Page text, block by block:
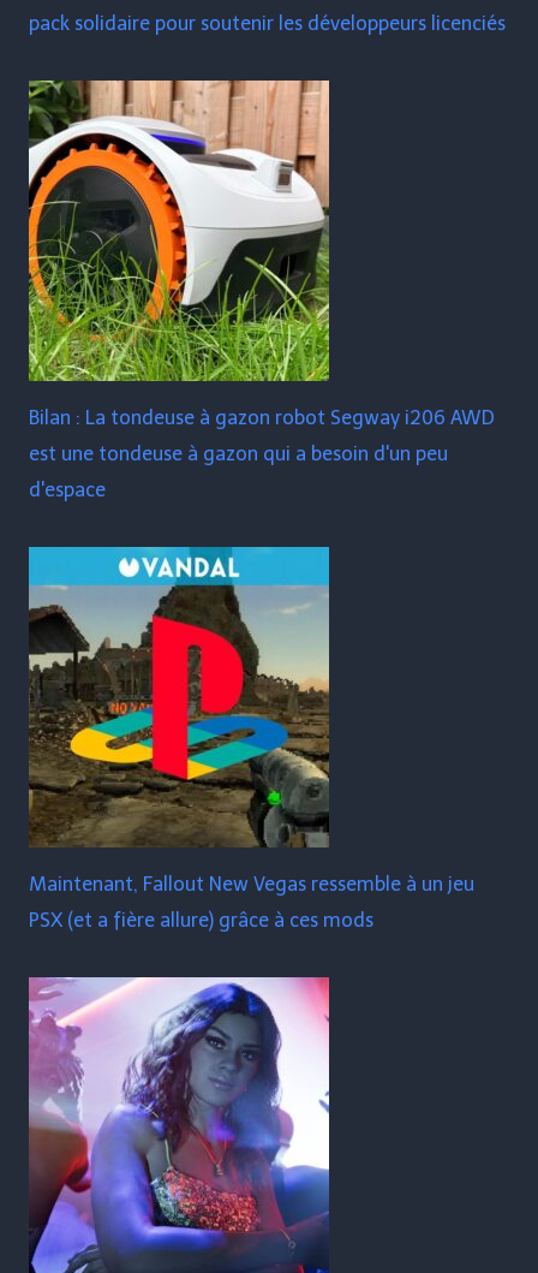
pack solidaire pour soutenir les développeurs licenciés
Bilan : La tondeuse à gazon robot Segway i206 AWD
est une tondeuse à gazon qui a besoin d'un peu
d'espace
Maintenant, Fallout New Vegas ressemble à un jeu
PSX (et a fière allure) grâce à ces mods